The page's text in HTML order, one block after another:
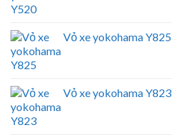
Vỏ xe yokohama Y825
Vỏ xe yokohama Y823